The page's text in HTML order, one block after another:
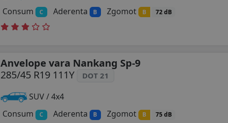
Consum
C Aderenta B Zgomot B 72 dB
Anvelope vara Nankang Sp-9
285/45 R19 111Y
DOT 21
SUV / 4x4
Consum
C Aderenta B Zgomot B 75 dB